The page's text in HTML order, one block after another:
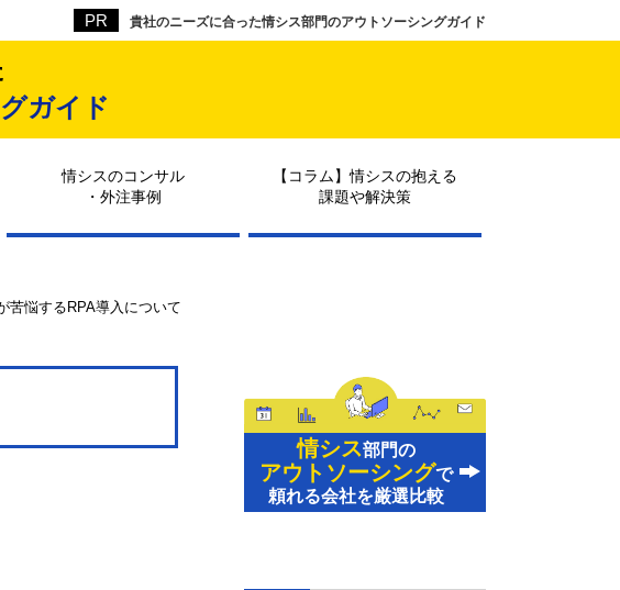
貴社のニーズに合った情シス部門のアウトソーシングガイド
ガイド
情シスのコンサル
・外注事例
【コラム】情シスの抱える
課題や解決策
苦悩するRPA導入について
情シス部門の
アウトソーシングで
頼れる会社を厳選比較